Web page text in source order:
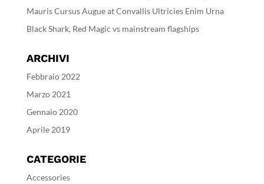
Mauris Cursus Augue at Convallis Ultricies Enim Urna
Black Shark, Red Magic vs mainstream flagships
ARCHIVI
Febbraio 2022
Marzo 2021
Gennaio 2020
Aprile 2019
CATEGORIE
Accessories